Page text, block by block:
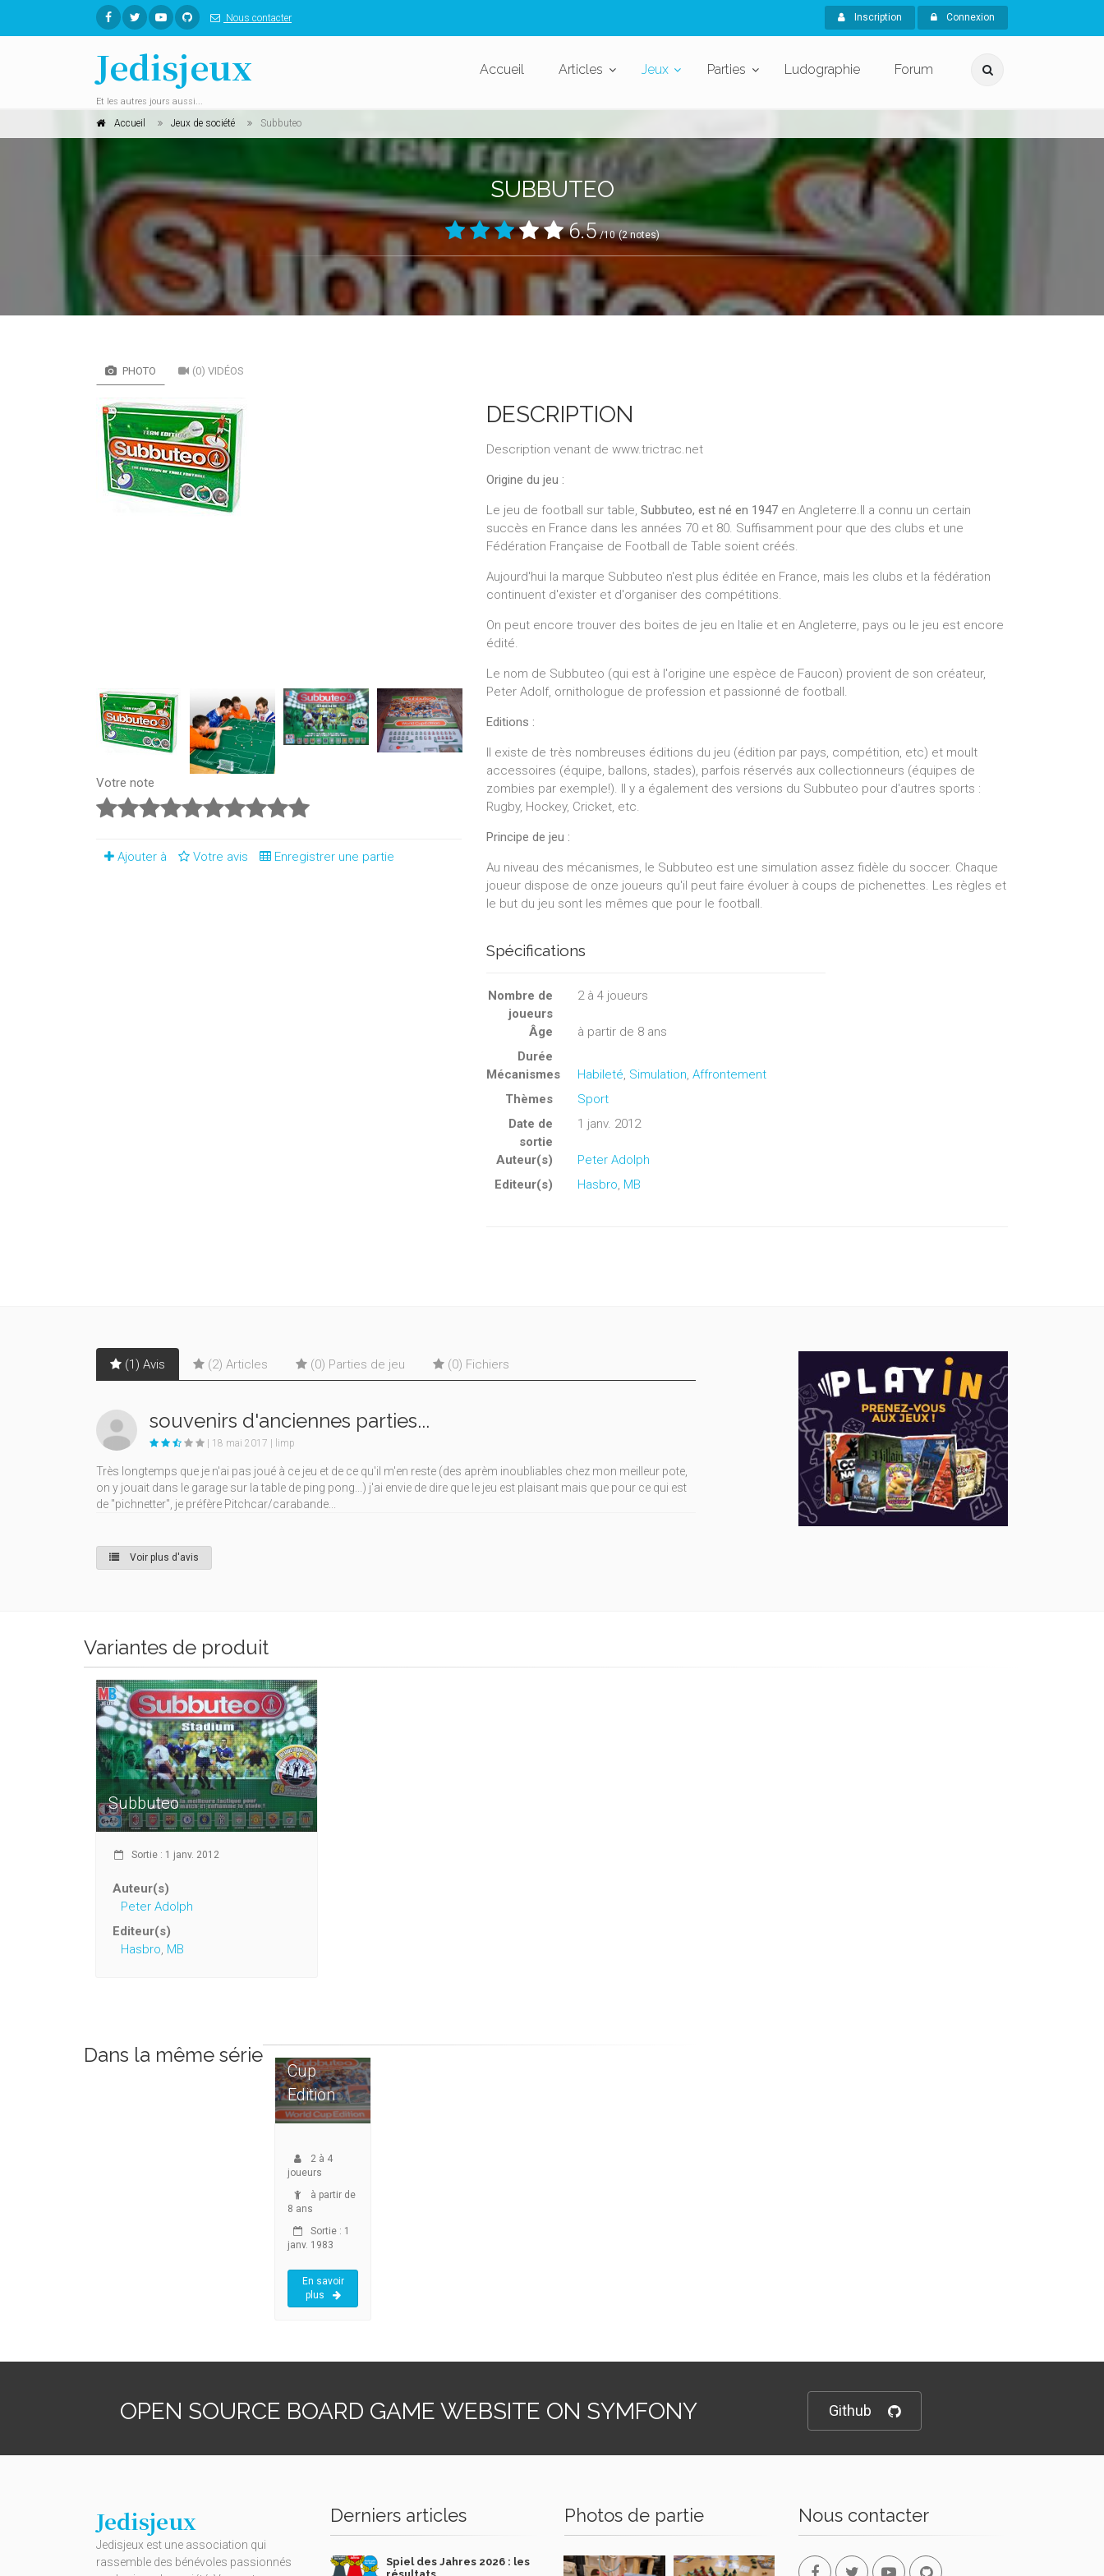
Nous contacter Inscription Connexion
Jedisjeux
Et les autres jours aussi...
Accueil Articles Jeux Parties Ludographie Forum
Accueil Jeux de société Subbuteo
SUBBUTEO
6.5 /10 (2 notes)
PHOTO (0) VIDÉOS
Votre note
Ajouter à Votre avis Enregistrer une partie
DESCRIPTION
Description venant de www.trictrac.net
Origine du jeu :
Le jeu de football sur table, Subbuteo, est né en 1947 en Angleterre.Il a connu un certain
succès en France dans les années 70 et 80. Suffisamment pour que des clubs et une
Fédération Française de Football de Table soient créés.
Aujourd'hui la marque Subbuteo n'est plus éditée en France, mais les clubs et la fédération
continuent d'exister et d'organiser des compétitions.
On peut encore trouver des boites de jeu en Italie et en Angleterre, pays ou le jeu est encore
édité.
Le nom de Subbuteo (qui est à l'origine une espèce de Faucon) provient de son créateur,
Peter Adolf, ornithologue de profession et passionné de football.
Editions :
Il existe de très nombreuses éditions du jeu (édition par pays, compétition, etc) et moult
accessoires (équipe, ballons, stades), parfois réservés aux collectionneurs (équipes de
zombies par exemple!). Il y a également des versions du Subbuteo pour d'autres sports :
Rugby, Hockey, Cricket, etc.
Principe de jeu :
Au niveau des mécanismes, le Subbuteo est une simulation assez fidèle du soccer. Chaque
joueur dispose de onze joueurs qu'il peut faire évoluer à coups de pichenettes. Les règles et
le but du jeu sont les mêmes que pour le football.
Spécifications
Nombre de
joueurs
2à 4joueurs
Âge
à partir de 8 ans
Durée
Mécanismes
Habileté, Simulation, Affrontement
Thèmes
Sport
Date de
sortie
1 janv. 2012
Auteur(s)
Peter Adolph
Editeur(s)
Hasbro, MB
(1) Avis (2) Articles (0) Parties de jeu (0) Fichiers
souvenirs d'anciennes parties...
| 18 mai 2017 | limp
Très longtemps que je n'ai pas joué à ce jeu et de ce qu'il m'en reste (des aprèm inoubliables chez mon meilleur pote,
on y jouait dans le garage sur la table de ping pong...) j'ai envie de dire que le jeu est plaisant mais que pour ce qui est
de "pichnetter", je préfère Pitchcar/carabande...
Voir plus d'avis
Variantes de produit
Subbuteo
Sortie : 1 janv. 2012
Auteur(s)
Peter Adolph
Editeur(s)
Hasbro, MB
Dans la même série
: World
Cup
Edition
2 à 4
joueurs
à partir de
8 ans
Sortie : 1
janv. 1983
En savoir
plus
OPEN SOURCE BOARD GAME WEBSITE ON SYMFONY Github
Jedisjeux
Jedisjeux est une association qui
rassemble des bénévoles passionnés
Derniers articles
Spiel des Jahres 2026 : les
Photos de partie Nous contacter